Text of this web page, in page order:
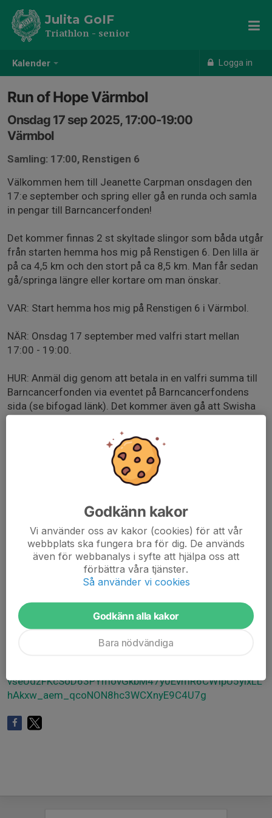
Kalender Logga in
Julita GoIF
Triathlon - senior
Run of Hope Värmbol
Onsdag 17 sep 2025, 17:00-19:00
Värmbol
Samling: 17:00, Renstigen 6
Välkommen hem till Jeanette Carpman onsdagen den
17:e september och spring eller gå en runda och samla
in pengar till Barncancerfonden!
Det kommer finnas 2 st skyltade slingor som båda utgår
från starten hemma hos mig på Renstigen 6. Den lilla är
på ca 4,5 km och den stort på ca 8,5 km. Man får sedan
gå/springa längre eller kortare om man önskar.
VAR: Start hemma hos mig på Renstigen 6 i Värmbol.
NÄR: Onsdag 17 september med valfri start mellan
17:00 - 19:00.
HUR: Anmäl dig genom att betala in en valfri summa till
Barncancerfonden via eventet på Barncancerfondens
sida (se bifogad länk). Det kommer även gå att Swisha
Man får sedan motionera på det sätt man tycker passar
sig själv bäst. Du kan gå, lunka eller springa någon av de
markerade slingorna eller välja en egen slinga om du
Loppet är ett samarbete med Julita Goif
(triathlongruppen) och LF Fastighetsförmedling.
Det kommer att finnas lite dryck och snacks vid
Hjärtligt välkommen!
www.barncancerfonden.se/event/run-of-hope/delta-i-
ett-lopp/run-of-hope-i-varmbol/?
vseUdzFKcSoD63PYmovGkbM47y0EvmR6CWIpU5ylxLL
hAkxw_aem_qcoNON8hc3WCXnyE9C4U7g
Godkänn kakor
Vi använder oss av kakor (cookies) för att vår
webbplats ska fungera bra för dig. De används
även för webbanalys i syfte att hjälpa oss att
förbättra våra tjänster.
Så använder vi cookies
Godkänn alla kakor
Bara nödvändiga